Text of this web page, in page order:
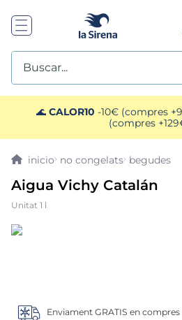
Buscar...
🌊 CALOR10 -10€ (compres
(compres
no congelats begudes
Aigua Vichy Catalán
Unitat 1 l
Enviament GRATIS en
TOP SEARCHES
1. plato preparado
gelats sirena
3 helados polos
6. calamar sirena